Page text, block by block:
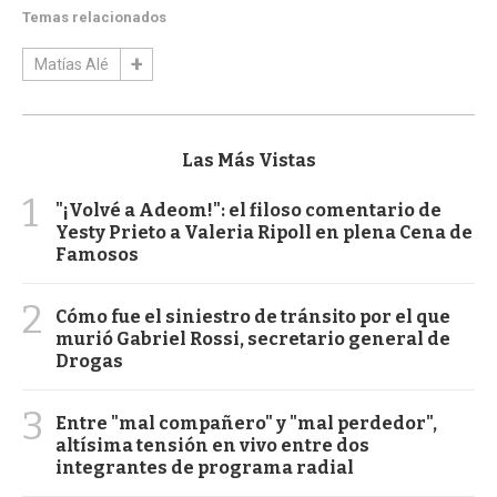
Temas relacionados
Matías Alé
Las Más Vistas
1
"¡Volvé a Adeom!": el filoso comentario de
Yesty Prieto a Valeria Ripoll en plena Cena de
Famosos
2
Cómo fue el siniestro de tránsito por el que
murió Gabriel Rossi, secretario general de
Drogas
3
Entre "mal compañero" y "mal perdedor",
altísima tensión en vivo entre dos
integrantes de programa radial